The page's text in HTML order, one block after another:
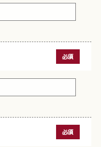
必須
必須